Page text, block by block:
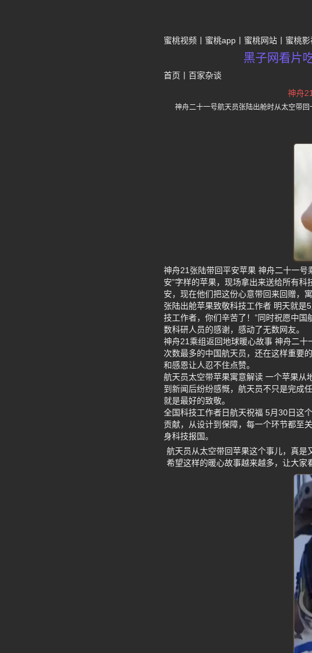
蜜桃视频 蜜桃app 蜜桃网站 蜜桃影
黑子网看片
首页 百家杂谈
神舟
神舟二十一号航天员张陆出舱时从太空带
神舟21张陆带回平安苹果 神舟二十一
安”字样的苹果，现场拿出来送给所有
安，现在他们把这份心意带回来回赠，寓
张陆出舱苹果致敬科技工作者 明天就是
技工作者，你们辛苦了！”同时祝愿中
数科研人员的感谢，感动了无数网友。
神舟21乘组返回地球暖心故事 神舟二
次数最多的中国航天员，还在这样重要
和感恩让人忍不住点赞。
航天员太空带苹果寓意解读 一个苹果从
到新闻后纷纷感慨，航天员不只是完成
就是最好的致敬。
全国科技工作者日航天祝福 5月30日这
贡献，从设计到保障，每一个环节都至
身科技报国。
航天员从太空带回苹果这个事儿，真是
希望这样的暖心故事越来越多，让大家